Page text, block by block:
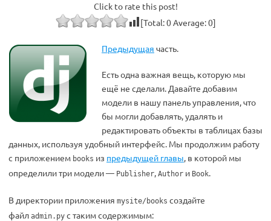
Click to rate this post!
[Total:0Average:0]
Предыдущая часть.
Есть одна важная вещь, которую мы
ещё не сделали. Давайте добавим
модели в нашу панель управления, что
бы могли добавлять, удалять и
редактировать объекты в таблицах базы
данных, используя удобный интерфейс. Мы продолжим работу
с приложением books из предыдущей главы, в которой мы
определили три модели — Publisher, Author и Book.
В директории приложения mysite/books создайте
файл admin.py с таким содержимым: